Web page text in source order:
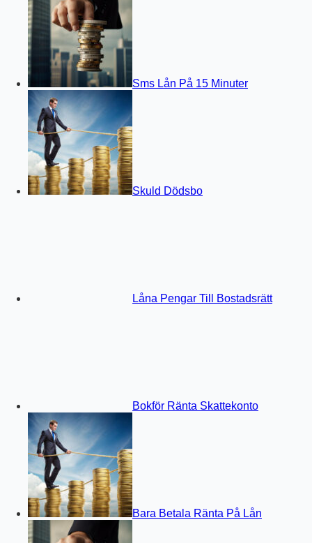
Sms Lån På 15 Minuter
Skuld Dödsbo
Låna Pengar Till Bostadsrätt
Bokför Ränta Skattekonto
Bara Betala Ränta På Lån